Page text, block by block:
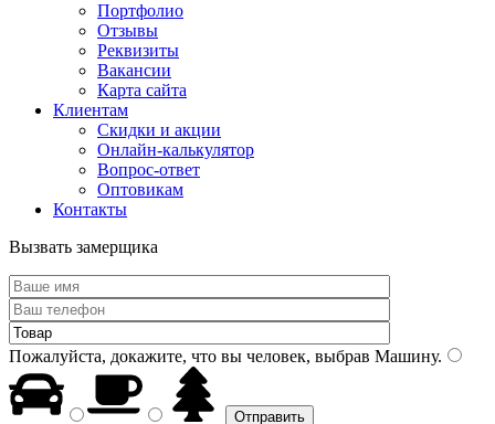
Портфолио
Отзывы
Реквизиты
Вакансии
Карта сайта
Клиентам
Скидки и акции
Онлайн-калькулятор
Вопрос-ответ
Оптовикам
Контакты
Вызвать замерщика
Пожалуйста, докажите, что вы человек, выбрав Машину.